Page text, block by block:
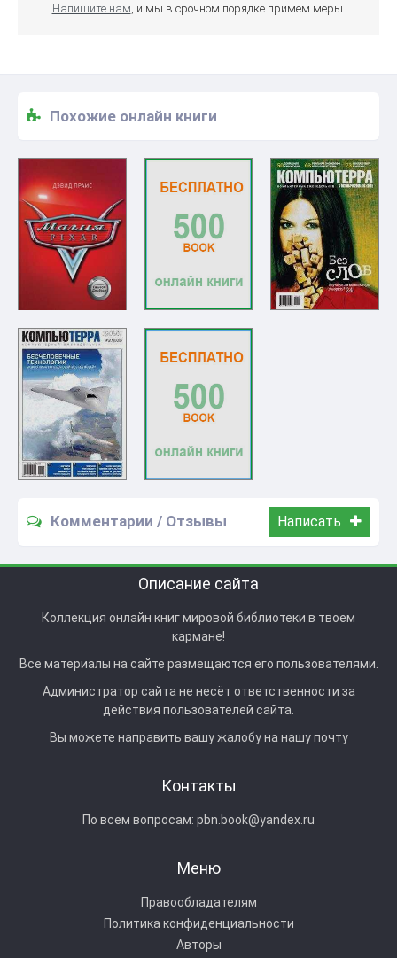
Напишите нам, и мы в срочном порядке примем меры.
Похожие онлайн книги
Комментарии / Отзывы Написать
Описание сайта
Коллекция онлайн книг мировой библиотеки в твоем
кармане!
Все материалы на сайте размещаются его пользователями.
Администратор сайта не несёт ответственности за
действия пользователей сайта.
Вы можете направить вашу жалобу на нашу почту
Контакты
По всем вопросам: pbn.book@yandex.ru
Меню
Правообладателям
Политика конфиденциальности
Авторы